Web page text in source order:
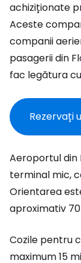
achiziționate
Aceste
companii
pasagerii din
fac legătura
Rezervați
Aeroportul din
terminal mic,
Orientarea
aproximativ
Cozile pentru
maximum 15